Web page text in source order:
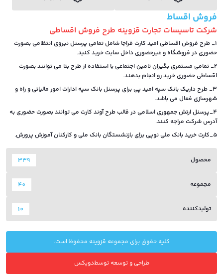
فروش اقساط
شرکت تاسیسات تجارت قزوینه طرح فروش اقساطی
1_ طرح فروش اقساطی امید کارت فراجا شامل تمامی پرسنل نیروی انتظامی بصورت
حضوری در فروشگاه و غیرحضوری داخل سایت خرید کنید.
2_ تمامی مستمری بگیران تامین اجتماعی با استفاده از طرح بتا می توانند بصورت
اقساطی حضوری خرید رو انجام بدهند.
3_ طرح داریک بانک سپه امید پی برای پرسنل بانک سپه ادارات امور مالیاتی و راه و
شهرسازی فعال می باشد.
4_پرسنل ارتش جمهوری اسلامی در قالب طرح آوند کارت می توانند بصورت حضوری به
آدرس شرکت مراجه کنند.
5_کارت خرید بانک ملی نوپی برای بازنشستگان بانک ملی و کارکنان آموزش پرورش.
339 محصول
40 مجموعه
10 تولیدکننده
کلیه حقوق برای مجموعه قزوینه محفوظ است.
طراحی و توسعه توسطدویکس